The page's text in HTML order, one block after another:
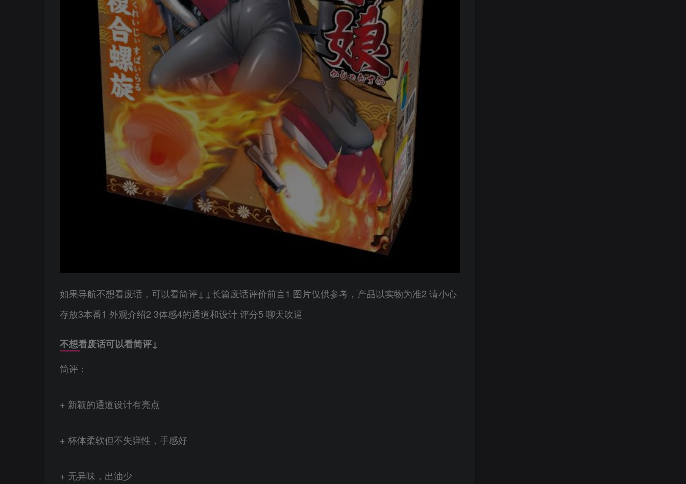
如果导航不想看废话，可以看简评↓↓长篇废话评价前言1 图片仅供参考，产品以实物为准2 请小心
存放3本番1 外观介绍2 3体感4的通道和设计 评分5 聊天吹逼
不想看废话可以看简评↓
简评：
+ 新颖的通道设计有亮点
+ 杯体柔软但不失弹性，手感好
+ 无异味，出油少